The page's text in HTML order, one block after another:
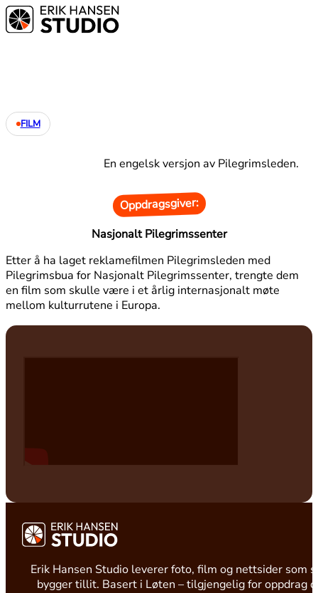
FILM
En engelsk versjon av Pilegrimsleden.
Oppdragsgiver:
Nasjonalt Pilegrimssenter
Etter å ha laget reklamefilmen Pilegrimsleden med
Pilegrimsbua for Nasjonalt Pilegrimssenter, trengte dem
en film som skulle være i et årlig internasjonalt møte
mellom kulturrutene i Europa.
Erik Hansen Studio leverer foto, film og nettsider som
bygger tillit. Basert i Løten – tilgjengelig for oppdrag